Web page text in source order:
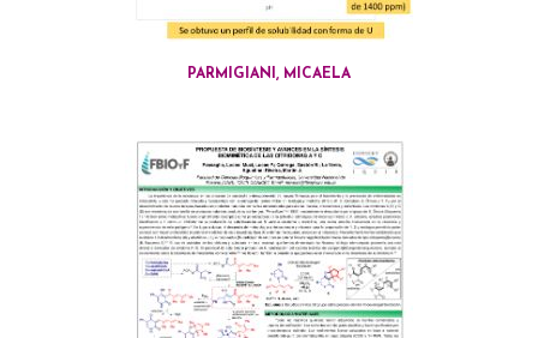
PARMIGIANI, MICAELA